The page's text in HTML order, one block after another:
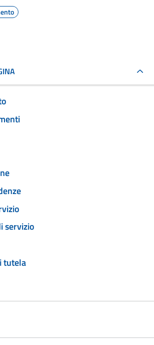
servizio
tutela